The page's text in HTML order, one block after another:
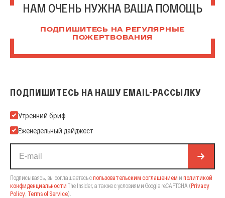
НАМ ОЧЕНЬ НУЖНА ВАША ПОМОЩЬ
ПОДПИШИТЕСЬ НА РЕГУЛЯРНЫЕ
ПОЖЕРТВОВАНИЯ
ПОДПИШИТЕСЬ НА НАШУ EMAIL-РАССЫЛКУ
Подпишитесь на нашу Email-рассылку
Утренний бриф
Еженедельный дайджест
Подписываясь, вы соглашаетесь спользовательским соглашением и политикой
конфиденциальности The Insider, а также с условиями Google reCAPTCHA (Privacy
Policy, Terms of Service).